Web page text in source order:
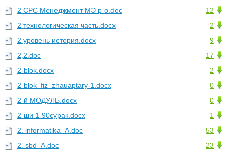
12
2 СРС Менеджмент МЭ р-о.doc
2
2 технологическая часть.docx
9
2 уровень история.docx
17
2,2.doc
2
2-blok.docx
0
2-blok_fiz_zhauaptary-1.docx
0
2-й МОДУЛЬ.docx
1
2-ши 1-90сурак.docx
53
2. informatika_A.doc
23
2. sbd_A.doc